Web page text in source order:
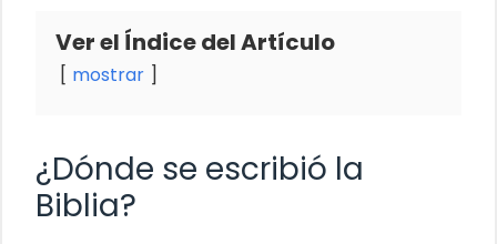
Ver el Índice del Artículo
mostrar
¿Dónde se escribió la
Biblia?